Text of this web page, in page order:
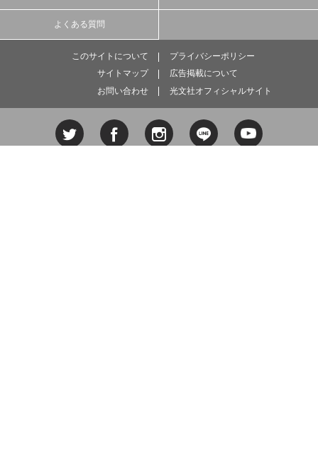
よくある質問
このサイトについて
プライバシーポリシー
サイトマップ
広告掲載について
お問い合わせ
光文社オフィシャルサイト